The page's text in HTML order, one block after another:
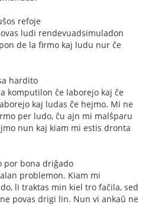
refoje
ludi rendevuadsimuladon
de la firmo kaj ludu nur ĉe
hardito
komputilon ĉe laborejo kaj ĉe
kaj ludas ĉe hejmo. Mi ne
per ludo, ĉu ajn mi malŝparu
nun kaj kiam mi estis dronta
por bona driĝado
problemon. Kiam mi
li traktas min kiel tro faĉila, sed
povas drigi lin. Nun vi ankaŭ ne